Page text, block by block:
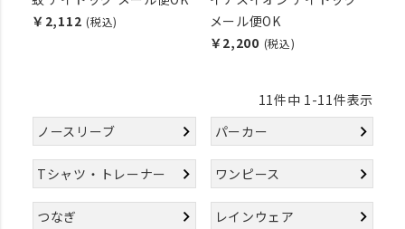
￥2,112 (税込)
メール便OK
￥2,200 (税込)
11件中 1-11件表示
ノースリーブ
パーカー
Tシャツ・トレーナー ワンピース
つなぎ レインウェア